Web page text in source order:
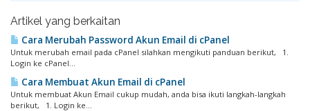
Artikel yang berkaitan
Cara Merubah Password Akun Email di cPanel
Untuk merubah email pada cPanel silahkan mengikuti panduan berikut, 1.
Login ke cPanel...
Cara Membuat Akun Email di cPanel
Untuk membuat Akun Email cukup mudah, anda bisa ikuti langkah-langkah
berikut, 1. Login ke...